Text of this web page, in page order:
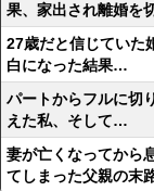
果、家出され離婚を
27歳だと信じていた
白になった結果…
パートからフルに切
えた私、そして…
妻が亡くなってから
てしまった父親の末